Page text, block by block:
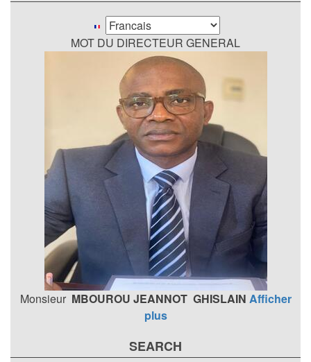
Select
your
language
MOT DU DIRECTEUR GENERAL
Monsieur MBOUROU JEANNOT GHISLAIN Afficher
plus
SEARCH